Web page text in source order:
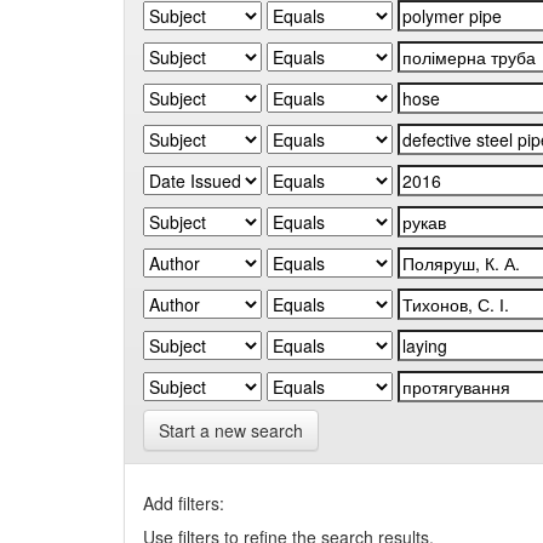
Start a new search
Add filters:
Use filters to refine the search results.